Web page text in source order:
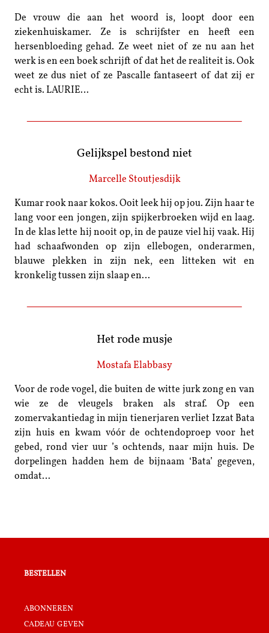
De vrouw die aan het woord is, loopt door een
ziekenhuiskamer. Ze is schrijfster en heeft een
hersenbloeding gehad. Ze weet niet of ze nu aan het
werk is en een boek schrijft of dat het de realiteit is. Ook
weet ze dus niet of ze Pascalle fantaseert of dat zij er
echt is. LAURIE…
Gelijkspel bestond niet
Marcelle Stoutjesdijk
Kumar rook naar kokos. Ooit leek hij op jou. Zijn haar te
lang voor een jongen, zijn spijkerbroeken wijd en laag.
In de klas lette hij nooit op, in de pauze viel hij vaak. Hij
had schaafwonden op zijn ellebogen, onderarmen,
blauwe plekken in zijn nek, een litteken wit en
kronkelig tussen zijn slaap en…
Het rode musje
Mostafa Elabbasy
Voor de rode vogel, die buiten de witte jurk zong en van
wie ze de vleugels braken als straf. Op een
zomervakantiedag in mijn tienerjaren verliet Izzat Bata
zijn huis en kwam vóór de ochtendoproep voor het
gebed, rond vier uur ’s ochtends, naar mijn huis. De
dorpelingen hadden hem de bijnaam ‘Bata’ gegeven,
omdat…
bestellen
abonneren
cadeau geven